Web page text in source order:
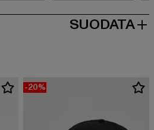
SUODATA
-20%